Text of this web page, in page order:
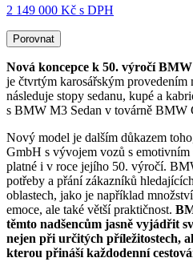
2 149 000 Kč s DPH
Porovnat
Nová koncepce k 50. výročí
je čtvrtým karosářským
následuje stopy sedanu, kupé a
s BMW M3 Sedan v továrně BMW
Nový model je dalším důkazem
GmbH s vývojem vozů s emotivním
platné i v roce jejího 50. výročí.
potřeby a přání zákazníků
oblastech, jako je například
emoce, ale také větší praktičnost.
těmto nadšencům jasně vyjádřit
nejen při určitých příležitostech,
kterou přináší každodenní